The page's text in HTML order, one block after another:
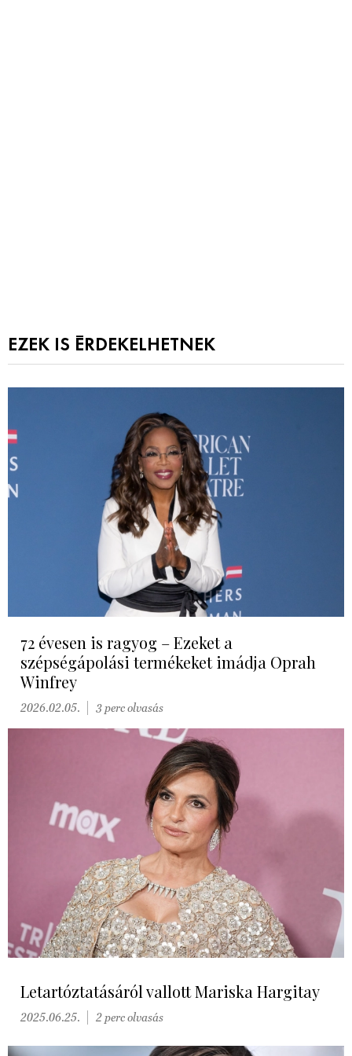
EZEK IS ÉRDEKELHETNEK
72 évesen is ragyog – Ezeket a
szépségápolási termékeket imádja Oprah
Winfrey
2026.02.05. 3 perc olvasás
Letartóztatásáról vallott Mariska Hargitay
2025.06.25. 2 perc olvasás